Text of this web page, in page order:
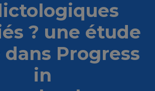
? une étude
dans Progress
in